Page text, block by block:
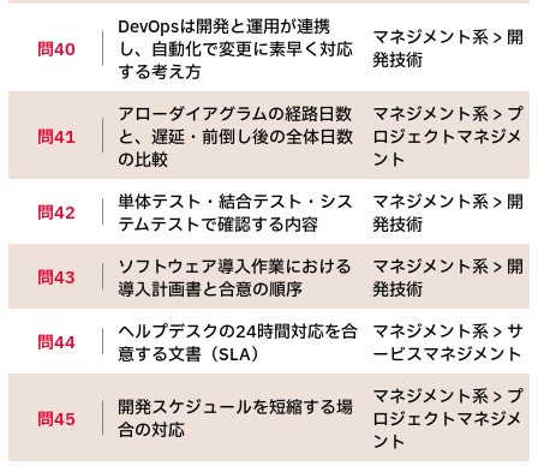
問40
DevOpsは開発と運用が連携
し、自動化で変更に素早く対応
する考え方
マネジメント系 > 開
発技術
問41
アローダイアグラムの経路日数
と、遅延・前倒し後の全体日数
の比較
マネジメント系 > プ
ロジェクトマネジメ
ント
問42
単体テスト・結合テスト・シス
テムテストで確認する内容
マネジメント系 > 開
発技術
問43
ソフトウェア導入作業における
導入計画書と合意の順序
マネジメント系 > 開
発技術
問44
ヘルプデスクの24時間対応を合
意する文書（SLA）
マネジメント系 > サ
ービスマネジメント
問45
開発スケジュールを短縮する場
合の対応
マネジメント系 > プ
ロジェクトマネジメ
ント